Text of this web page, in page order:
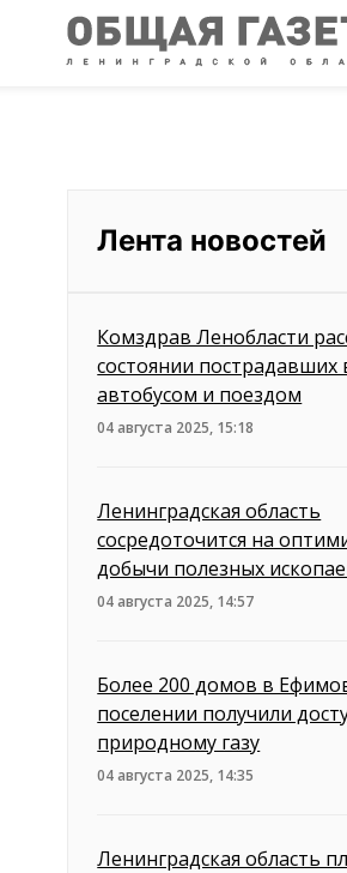
Лента новостей
Комздрав Ленобласти
состоянии пострадавших
автобусом и поездом
04 августа 2025, 15:18
Ленинградская область
сосредоточится на
добычи полезных
04 августа 2025, 14:57
Более 200 домов в
поселении получили
природному газу
04 августа 2025, 14:35
Ленинградская область